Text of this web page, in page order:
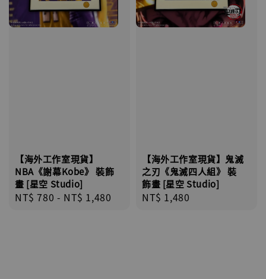
【海外工作室現貨】
NBA《謝幕Kobe》 裝飾
畫 [星空 Studio]
Regular
NT$ 780 - NT$ 1,480
【海外工作室現貨】鬼滅
之刃《鬼滅四人組》 裝
飾畫 [星空 Studio]
Regular
NT$ 1,480